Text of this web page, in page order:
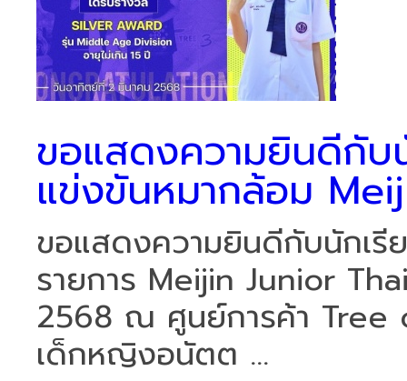
ขอแสดงความยินดีกับ
แข่งขันหมากล้อม
ขอแสดงความยินดีกับนักเรี
รายการ Meijin Junior
2568 ณ ศูนย์การค้า Tree
เด็กหญิงอนัตต ...